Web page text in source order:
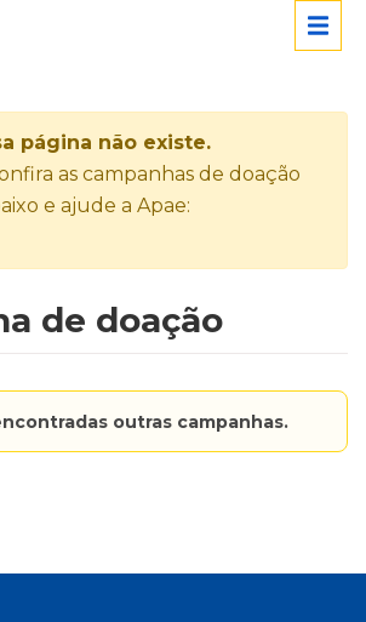
página não existe.
as campanhas de doação
e ajude a Apae:
de doação
outras campanhas.